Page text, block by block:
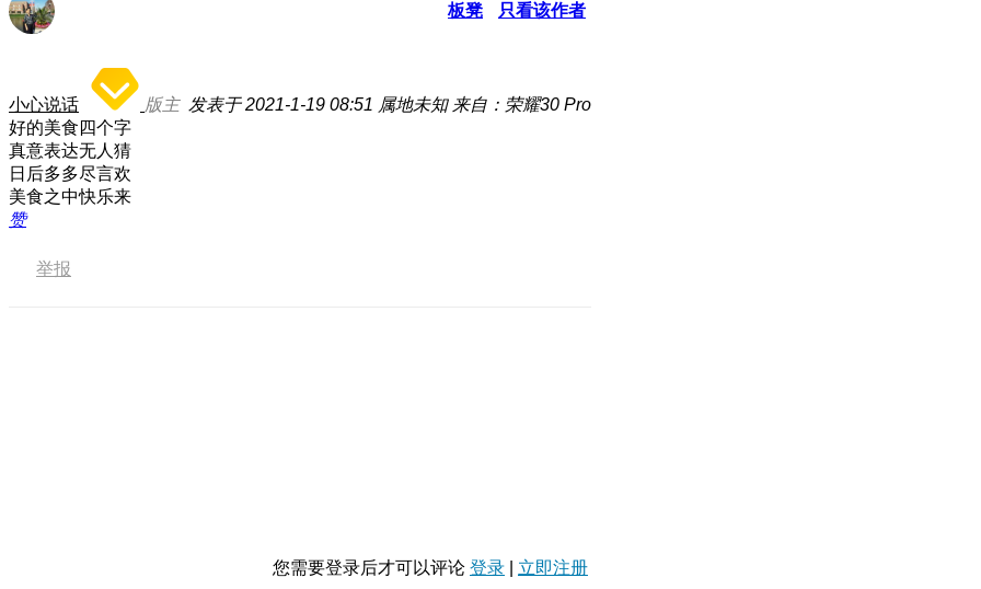
板凳 只看该作者
小心说话 版主 发表于 2021-1-19 08:51 属地未知 来自：荣耀30 Pro
好的美食四个字
真意表达无人猜
日后多多尽言欢
美食之中快乐来
赞
举报
您需要登录后才可以评论 登录 立即注册